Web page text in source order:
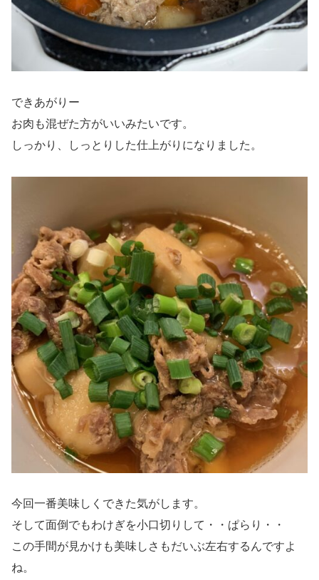
できあがりー
お肉も混ぜた方がいいみたいです。
しっかり、しっとりした仕上がりになりました。
今回一番美味しくできた気がします。
そして面倒でもわけぎを小口切りして・・ぱらり・・
この手間が見かけも美味しさもだいぶ左右するんですよ
ね。